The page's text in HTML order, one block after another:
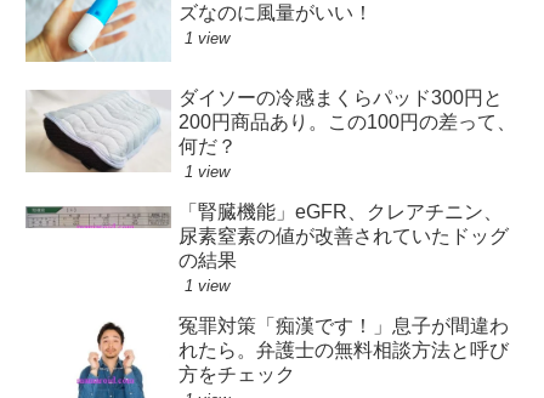
ズなのに風量がいい！
1 view
ダイソーの冷感まくらパッド300円と
200円商品あり。この100円の差って、
何だ？
1 view
「腎臓機能」eGFR、クレアチニン、
尿素窒素の値が改善されていたドッグ
の結果
1 view
冤罪対策「痴漢です！」息子が間違わ
れたら。弁護士の無料相談方法と呼び
方をチェック